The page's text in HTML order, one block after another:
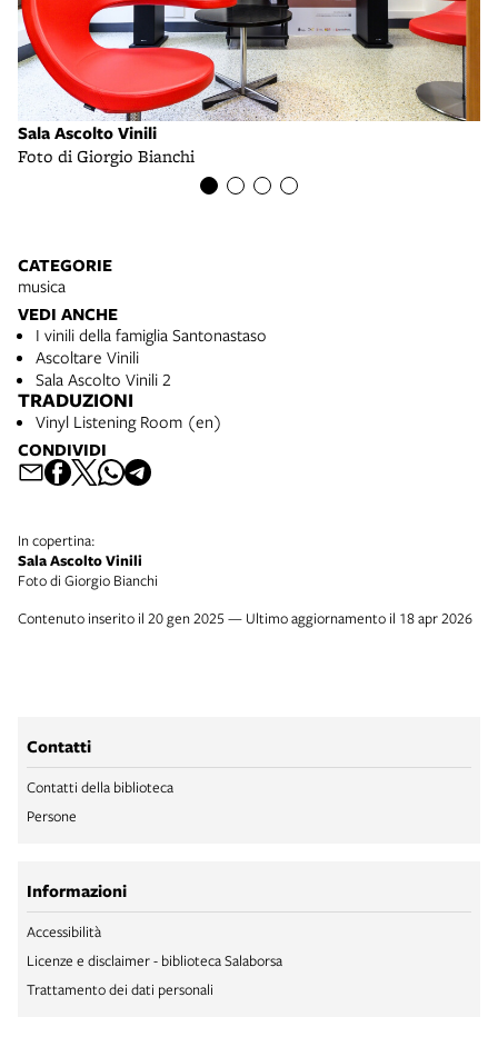
Sala Ascolto Vinili
Foto di Giorgio Bianchi
CATEGORIE
musica
VEDI ANCHE
I vinili della famiglia Santonastaso
Ascoltare Vinili
Sala Ascolto Vinili 2
TRADUZIONI
Vinyl Listening Room (en)
CONDIVIDI
In copertina:
Sala Ascolto Vinili
Foto di Giorgio Bianchi
Contenuto inserito il 20 gen 2025 — Ultimo aggiornamento il 18 apr 2026
Contatti
Contatti della biblioteca
Persone
Informazioni
Accessibilità
Licenze e disclaimer - biblioteca Salaborsa
Trattamento dei dati personali